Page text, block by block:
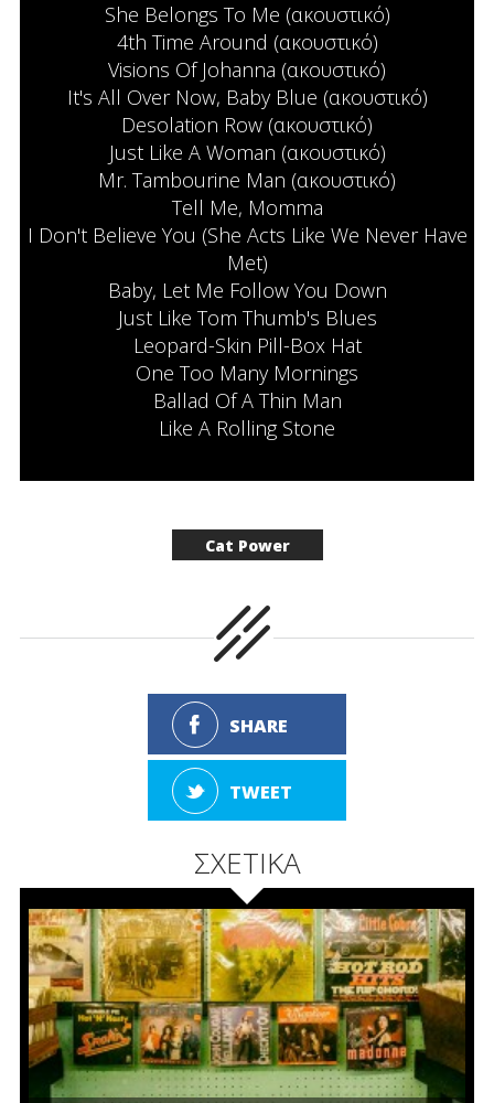
She Belongs To Me (ακουστικό)
4th Time Around (ακουστικό)
Visions Of Johanna (ακουστικό)
It's All Over Now, Baby Blue (ακουστικό)
Desolation Row (ακουστικό)
Just Like A Woman (ακουστικό)
Mr. Tambourine Man (ακουστικό)
Tell Me, Momma
I Don't Believe You (She Acts Like We Never Have
Met)
Baby, Let Me Follow You Down
Just Like Tom Thumb's Blues
Leopard-Skin Pill-Box Hat
One Too Many Mornings
Ballad Of A Thin Man
Like A Rolling Stone
Cat Power
SHARE
TWEET
ΣΧΕΤΙΚΑ